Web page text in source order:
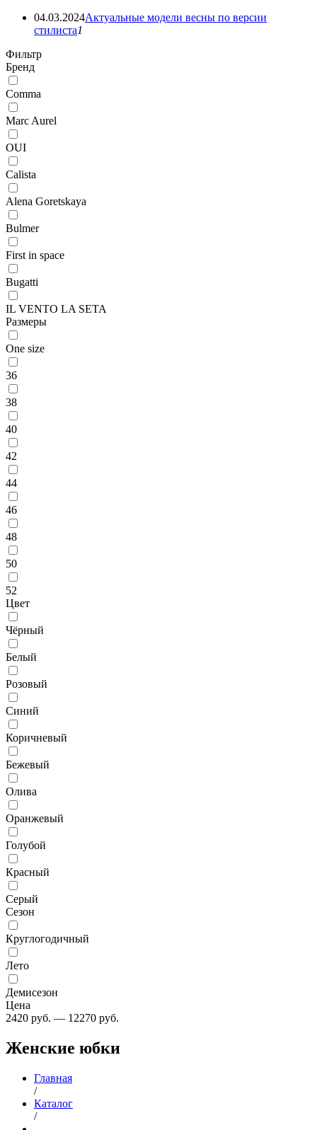
04.03.2024Актуальные модели весны по версии
стилиста1
Фильтр
Бренд
Comma
Marc Aurel
OUI
Calista
Alena Goretskaya
Bulmer
First in space
Bugatti
IL VENTO LA SETA
Размеры
One size
36
38
40
42
44
46
48
50
52
Цвет
Чёрный
Белый
Розовый
Синий
Коричневый
Бежевый
Олива
Оранжевый
Голубой
Красный
Серый
Сезон
Круглогодичный
Лето
Демисезон
Цена
2420 руб. — 12270 руб.
Женские юбки
Главная
/
Каталог
/